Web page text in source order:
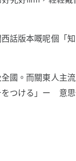
話版本嘅呢個「
國。而關東人主
つける」ー 意